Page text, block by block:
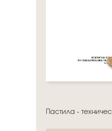
Пастила -